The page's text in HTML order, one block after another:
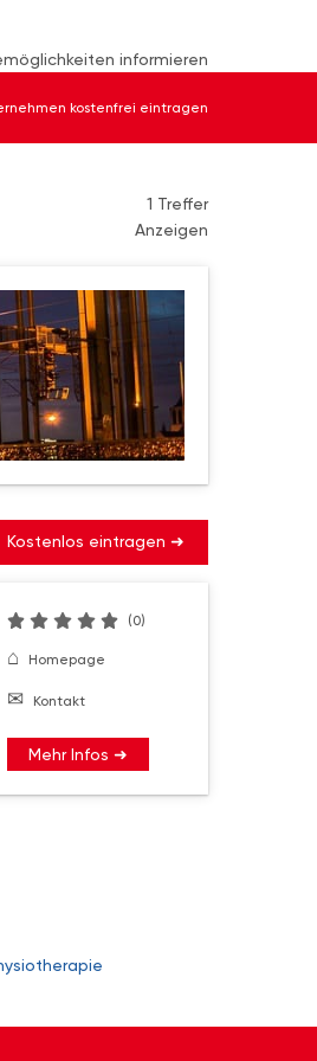
informieren
kostenfrei eintragen
1 Treffer
Anzeigen
Kostenlos eintragen ➜
(0)
Homepage
Kontakt
Mehr Infos ➜